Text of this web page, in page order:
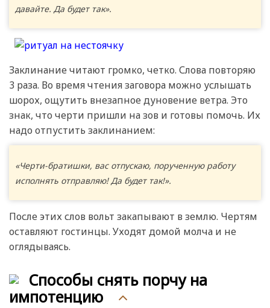
давайте. Да будет так».
Заклинание читают громко, четко. Слова повторяю
3 раза. Во время чтения заговора можно услышать
шорох, ощутить внезапное дуновение ветра. Это
знак, что черти пришли на зов и готовы помочь. Их
надо отпустить заклинанием:
«Черти-братишки, вас отпускаю, порученную работу
исполнять отправляю! Да будет так!».
После этих слов вольт закапывают в землю. Чертям
оставляют гостинцы. Уходят домой молча и не
оглядываясь.
Способы снять порчу на
импотенцию